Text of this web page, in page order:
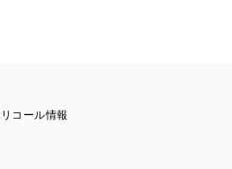
リコール情報